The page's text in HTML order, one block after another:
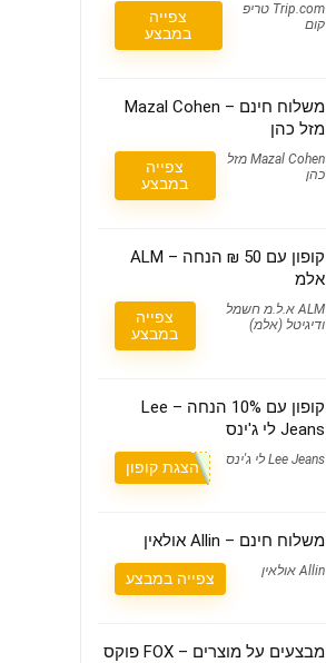
Trip.com טריפ
קום
צפייה
במבצע
משלוח חינם – Mazal Cohen
מזל כהן
Mazal Cohen מזל
כהן
צפייה
במבצע
קופון עם 50 ₪ הנחה – ALM
אלמ
ALM א.ל.מ חשמל
ודיגיטל (אלמ)
צפייה
במבצע
קופון עם 10% הנחה – Lee
Jeans לי ג'ינס
Lee Jeans לי ג'ינס הצגת קופון
משלוח חינם – Allin אולאין
Allin אולאין צפייה במבצע
מבצעים על מוצרים – FOX פוקס